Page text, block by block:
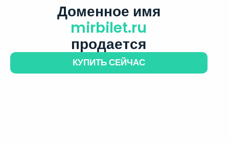
Доменное имя
mirbilet.ru
продается
КУПИТЬ СЕЙЧАС